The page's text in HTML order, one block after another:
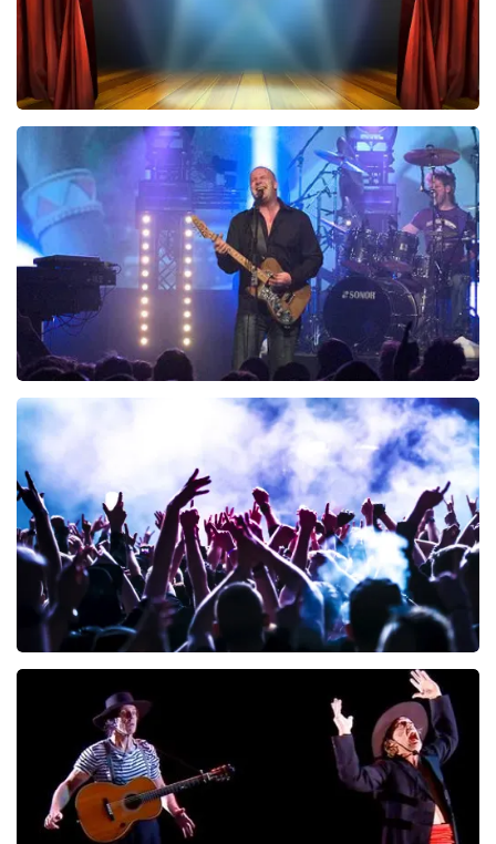
40 45 De Musical
243laatste 30 minuten
BESTEL NU
BESTEL NU
166laatste 30 minuten
BESTEL NU